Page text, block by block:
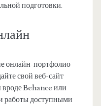
подготовки.
онлайн-портфолио
свой веб-сайт
Behance или
работы доступными